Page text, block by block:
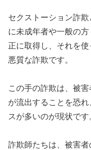
セクストーション詐
に未成年者や一般の
正に取得し、それを
悪質な詐欺です。
この手の詐欺は、被
が流出することを恐
スが多いのが現状です
詐欺師たちは、被害